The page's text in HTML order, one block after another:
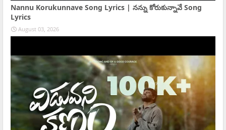
Nannu Korukunnave Song Lyrics | నన్ను కోరుకున్నావే Song
Lyrics
August 03, 2026